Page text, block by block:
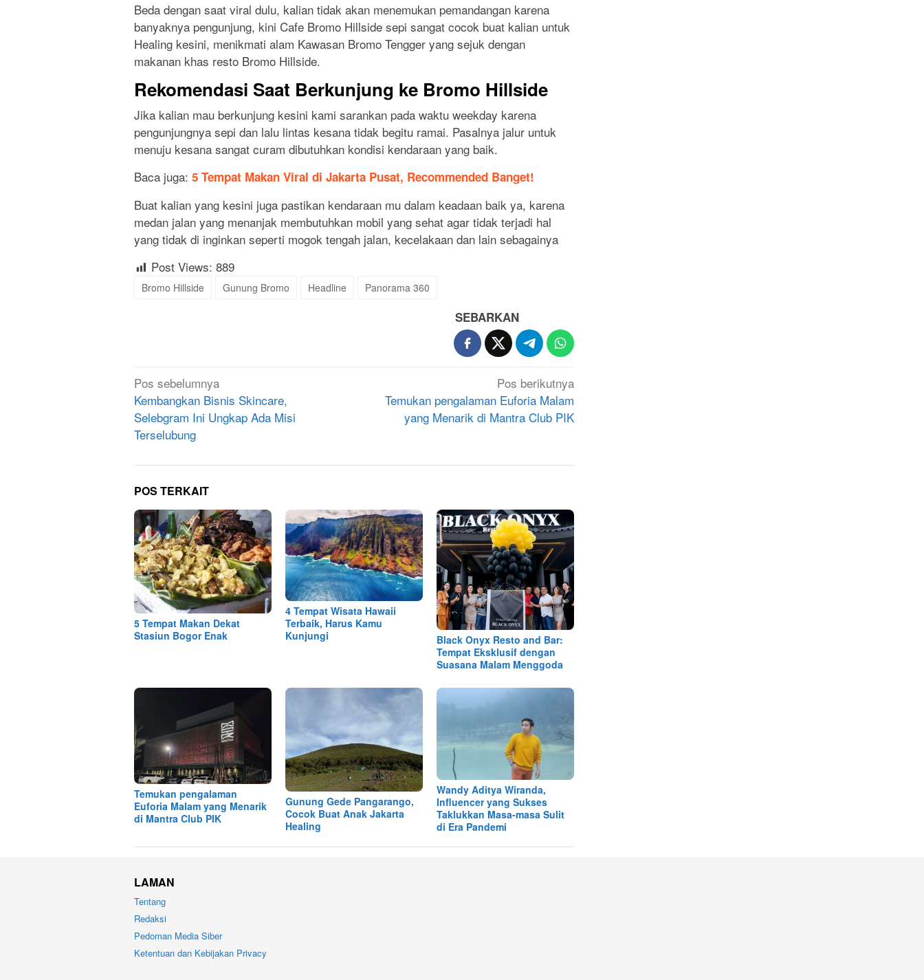
Beda dengan saat viral dulu, kalian tidak akan menemukan pemandangan karena
banyaknya pengunjung, kini Cafe Bromo Hillside sepi sangat cocok buat kalian untuk
Healing kesini, menikmati alam Kawasan Bromo Tengger yang sejuk dengan
makanan khas resto Bromo Hillside.
Rekomendasi Saat Berkunjung ke Bromo Hillside
Jika kalian mau berkunjung kesini kami sarankan pada waktu weekday karena
pengunjungnya sepi dan lalu lintas kesana tidak begitu ramai. Pasalnya jalur untuk
menuju kesana sangat curam dibutuhkan kondisi kendaraan yang baik.
Baca juga: 5 Tempat Makan Viral di Jakarta Pusat, Recommended Banget!
Buat kalian yang kesini juga pastikan kendaraan mu dalam keadaan baik ya, karena
medan jalan yang menanjak membutuhkan mobil yang sehat agar tidak terjadi hal
yang tidak di inginkan seperti mogok tengah jalan, kecelakaan dan lain sebagainya
Post Views: 889
Bromo Hillside Gunung Bromo Headline Panorama 360
SEBARKAN
Navigasi
pos
Pos sebelumnya
Kembangkan Bisnis Skincare,
Selebgram Ini Ungkap Ada Misi
Terselubung
Pos berikutnya
Temukan pengalaman Euforia Malam
yang Menarik di Mantra Club PIK
POS TERKAIT
5 Tempat Makan Dekat
Stasiun Bogor Enak
4 Tempat Wisata Hawaii
Terbaik, Harus Kamu
Kunjungi
Black Onyx Resto and Bar:
Tempat Eksklusif dengan
Suasana Malam Menggoda
Temukan pengalaman
Euforia Malam yang Menarik
di Mantra Club PIK
Gunung Gede Pangarango,
Cocok Buat Anak Jakarta
Healing
Wandy Aditya Wiranda,
Influencer yang Sukses
Taklukkan Masa-masa Sulit
di Era Pandemi
LAMAN
Tentang
Redaksi
Pedoman Media Siber
Ketentuan dan Kebijakan Privacy